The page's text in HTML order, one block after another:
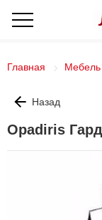
Главная Мебель
Назад
Opadiris